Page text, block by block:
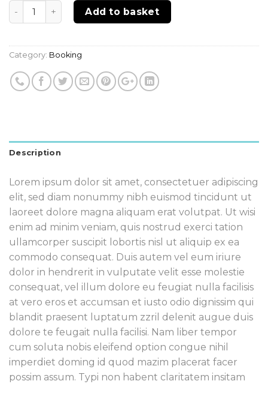
Quantity Add to basket
Category: Booking
Description
Lorem ipsum dolor sit amet, consectetuer adipiscing
elit, sed diam nonummy nibh euismod tincidunt ut
laoreet dolore magna aliquam erat volutpat. Ut wisi
enim ad minim veniam, quis nostrud exerci tation
ullamcorper suscipit lobortis nisl ut aliquip ex ea
commodo consequat. Duis autem vel eum iriure
dolor in hendrerit in vulputate velit esse molestie
consequat, vel illum dolore eu feugiat nulla facilisis
at vero eros et accumsan et iusto odio dignissim qui
blandit praesent luptatum zzril delenit augue duis
dolore te feugait nulla facilisi. Nam liber tempor
cum soluta nobis eleifend option congue nihil
imperdiet doming id quod mazim placerat facer
possim assum. Typi non habent claritatem insitam